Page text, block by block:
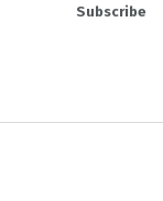
Subscribe